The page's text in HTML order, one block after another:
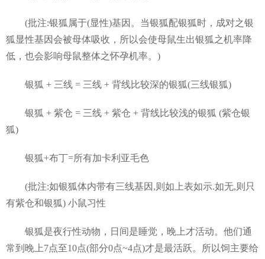
(批注:银狐属于(显性)基因。当银狐配银狐时，成对之银
狐显性基因会被母体吸收，所以会使母鼠生出银狐之机率降
低，也会影响母鼠整体之怀孕机率。)
银狐 + 三线 = 三线 + 背线比较深的银狐(三线银狐)
银狐 + 紫仓 = 三线 + 紫仓 + 背线比较浅的银狐 (紫仓银
狐)
银狐+布丁=所有加卡利亚毛色
(批注:如银狐体内带有三线基因,则如上表如示.如无,则只
有紫仓和银狐) 小鼠习性
银狐是夜行性动物，日间是睡觉，晚上才活动。他们通
常到晚上7点至10点(部分0点~4点)才是最活跃。所以饲主要给